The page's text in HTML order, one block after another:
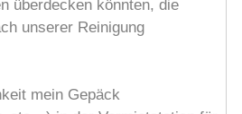
überdecken könnten, die
unserer Reinigung
mein Gepäck